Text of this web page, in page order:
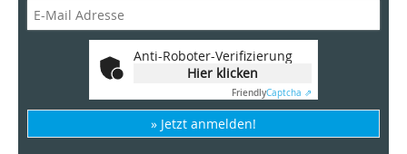
Anti-Roboter-Verifizierung
Hier klicken
FriendlyCaptcha ⇗
» Jetzt anmelden!